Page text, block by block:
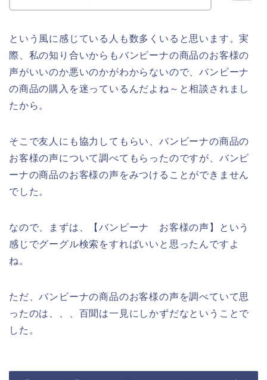
という風に感じている人も数多くいると思います。実
際、私の知り合いからもバンビーナの商品のお客様の
声がいいのか悪いのかがわからないので、バンビーナ
の商品の購入を迷っているんだよね～と相談されまし
たから。
そこで友人にも協力してもらい、バンビーナの商品の
お客様の声について調べてもらったのですが、バンビ
ーナの商品のお客様の声をみつけることができません
でした。
なので、まずは、【バンビーナ お客様の声】という
感じでグーグル検索をすればいいと思ったんですよ
ね。
ただ、バンビーナの商品のお客様の声を調べていて思
ったのは、、、百聞は一見にしかずだなということで
した。